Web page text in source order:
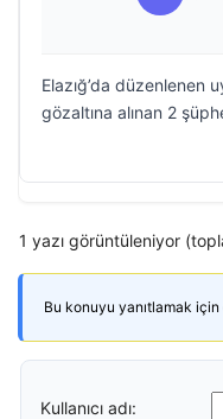
Elazığ’da düzenlenen
gözaltına alınan 2
1 yazı görüntüleniyor
Bu konuyu yanıtlamak için
Kullanıcı adı: